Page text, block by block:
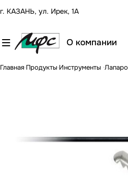
г. КАЗАНЬ, ул. Ирек, 1А
О компании
Главная Продукты Инструменты